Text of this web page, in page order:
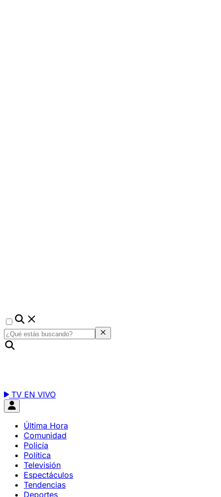
TV EN VIVO
Última Hora
Comunidad
Policía
Política
Televisión
Espectáculos
Tendencias
Deportes